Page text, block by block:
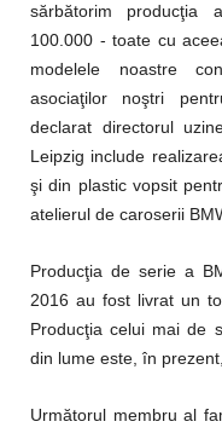
sărbătorim producţia
100.000 - toate cu
modelele noastre
asociaţilor noştri
declarat directorul
Leipzig include
şi din plastic vopsit
atelierul de caroserii
Producţia de serie a
2016 au fost livrat un
Producţia celui mai de
din lume este, în
Următorul membru al